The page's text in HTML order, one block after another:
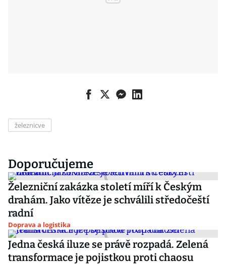
železnicve
Doporučujeme
Železniční zakázka století míří k Českým
drahám. Jako vítěze je schválili středočeští
radní
Doprava a logistika
Jedna česká iluze se právě rozpadá. Zelená
transformace je pojistkou proti chaosu